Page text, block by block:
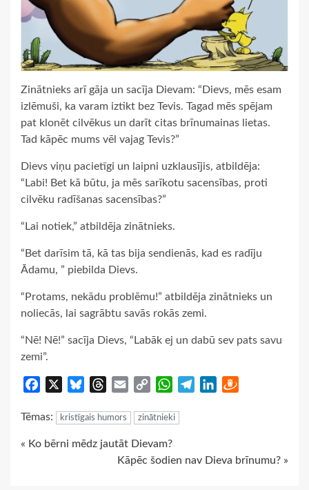
Zinātnieks arī gāja un sacīja Dievam: “Dievs, mēs esam
izlēmuši, ka varam iztikt bez Tevis. Tagad mēs spējam
pat klonēt cilvēkus un darīt citas brīnumainas lietas.
Tad kāpēc mums vēl vajag Tevis?”
Dievs viņu pacietīgi un laipni uzklausījis, atbildēja:
“Labi! Bet kā būtu, ja mēs sarīkotu sacensības, proti
cilvēku radīšanas sacensības?”
“Lai notiek,” atbildēja zinātnieks.
“Bet darīsim tā, kā tas bija sendienās, kad es radīju
Ādamu, ” piebilda Dievs.
“Protams, nekādu problēmu!” atbildēja zinātnieks un
noliecās, lai sagrābtu savās rokās zemi.
“Nē! Nē!” sacīja Dievs, “Labāk ej un dabū sev pats savu
zemi”.
Facebook BlueskyThreads
Email
Copy
WhatsApp
TelegramLinkedIn
Tēmas: kristīgais humors zinātnieki
Continue
« Ko bērni mēdz jautāt Dievam?
Kāpēc šodien nav Dieva brīnumu? »